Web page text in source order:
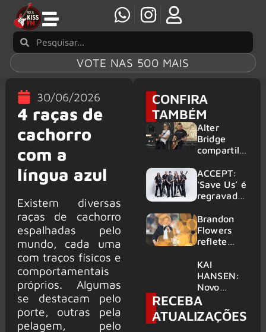
VOTE NAS 500 MAIS
30/06/2026
4 raças de
cachorro
com a
língua azul
Existem diversas
raças de cachorro
espalhadas pelo
mundo, cada uma
com traços físicos e
comportamentais
próprios. Algumas
se destacam pelo
porte, outras pela
pelagem, pelo
CONFIRA
TAMBÉM
Alter
Bridge
compartilh
vivo de
“Fortress”
gravada
am Ring
2026
ACCEPT:
‘Save Us’ é
regravada
membros
do GHOST
e KORN
Brandon
Flowers
reflete
futuro e
levanta
possibilida
de de
deixar os
palcos
KAI
HANSEN:
Novo
single
‘Welcome
To Life’ é
RECEBA
ATUALIZAÇÕES